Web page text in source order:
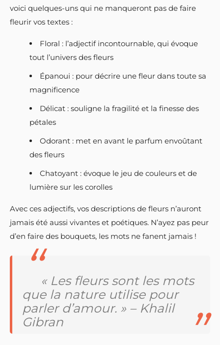
voici quelques-uns qui ne manqueront pas de faire
fleurir vos textes :
Floral : l’adjectif incontournable, qui évoque
tout l’univers des fleurs
Épanoui : pour décrire une fleur dans toute sa
magnificence
Délicat : souligne la fragilité et la finesse des
pétales
Odorant : met en avant le parfum envoûtant
des fleurs
Chatoyant : évoque le jeu de couleurs et de
lumière sur les corolles
Avec ces adjectifs, vos descriptions de fleurs n’auront
jamais été aussi vivantes et poétiques. N’ayez pas peur
d’en faire des bouquets, les mots ne fanent jamais !
« Les fleurs sont les mots
que la nature utilise pour
parler d’amour. » – Khalil
Gibran